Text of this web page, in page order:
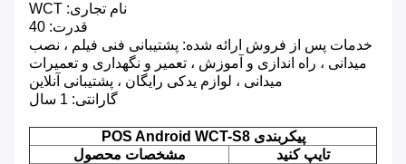
نام تجاری: WCT
قدرت: 40
خدمات پس از فروش ارائه شده: پشتیبانی فنی فیلم ، نصب
میدانی ، راه اندازی و آموزش ، تعمیر و نگهداری و تعمیرات
میدانی ، لوازم یدکی رایگان ، پشتیبانی آنلاین
گارانتی: 1 سال
پیکربندی POS Android WCT-S8
تایپ کنید
مشخصات محصول